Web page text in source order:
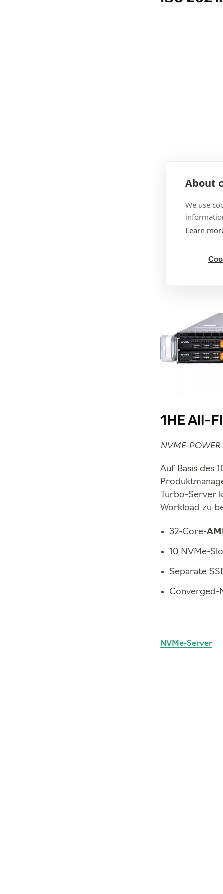
1HE All-
NVME-POWER
Auf Basis des
Turbo-Server
Workload zu
32-Core-
10 NVMe-
Separate
Converged-
NVMe-Server
About
We use
Learn